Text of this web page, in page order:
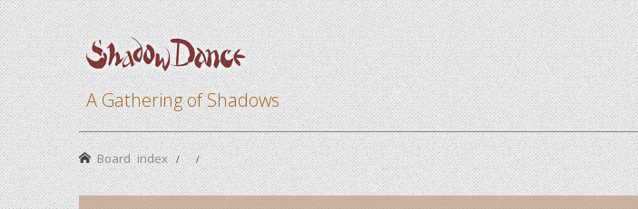
A Gathering of Shadows
Board index